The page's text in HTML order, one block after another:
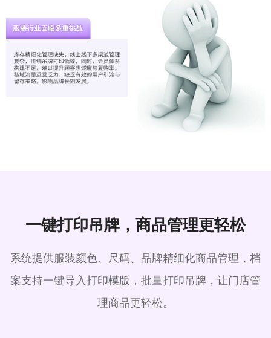
一键打印吊牌，商品管理更轻松
系统提供服装颜色、尺码、品牌精细化商品管理，档
案支持一键导入打印模版，批量打印吊牌，让门店管
理商品更轻松。